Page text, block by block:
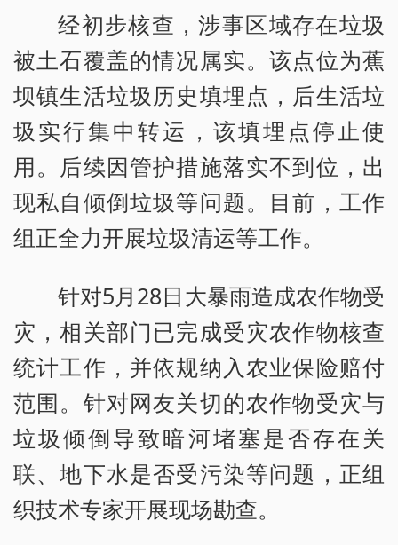
经初步核查，涉事区域存在垃圾
被土石覆盖的情况属实。该点位为蕉
坝镇生活垃圾历史填埋点，后生活垃
圾实行集中转运，该填埋点停止使
用。后续因管护措施落实不到位，出
现私自倾倒垃圾等问题。目前，工作
组正全力开展垃圾清运等工作。
针对5月28日大暴雨造成农作物受
灾，相关部门已完成受灾农作物核查
统计工作，并依规纳入农业保险赔付
范围。针对网友关切的农作物受灾与
垃圾倾倒导致暗河堵塞是否存在关
联、地下水是否受污染等问题，正组
织技术专家开展现场勘查。